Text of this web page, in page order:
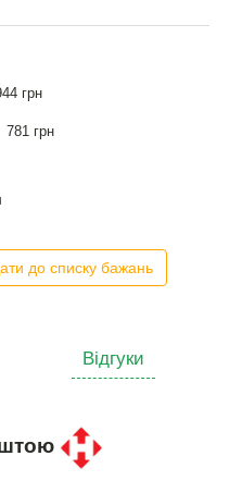
грн
781 грн
до списку бажань
Відгуки